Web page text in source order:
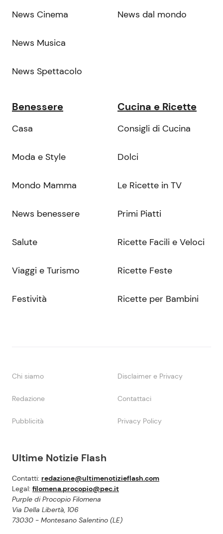
Ultime Notizie Flash
Contatti: redazione@ultimenotizieflash.com
Legal: filomena.procopio@pec.it
Purple di Procopio Filomena
Via Della Libertà, 106
73030 - Montesano Salentino (LE)
News Cinema
News Musica
News Spettacolo
News dal mondo
Benessere
Casa
Moda e Style
Mondo Mamma
News benessere
Salute
Viaggi e Turismo
Festività
Cucina e Ricette
Consigli di Cucina
Dolci
Le Ricette in TV
Primi Piatti
Ricette Facili e Veloci
Ricette Feste
Ricette per Bambini
Chi siamo Disclaimer e Privacy
Redazione Contattaci
Pubblicità Privacy Policy